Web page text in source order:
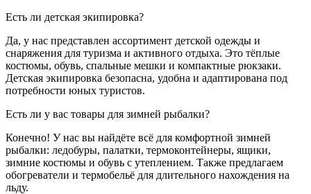
Есть ли детская экипировка?
Да, у нас представлен ассортимент детской одежды и
снаряжения для туризма и активного отдыха. Это тёплые
костюмы, обувь, спальные мешки и компактные рюкзаки.
Детская экипировка безопасна, удобна и адаптирована под
потребности юных туристов.
Есть ли у вас товары для зимней рыбалки?
Конечно! У нас вы найдёте всё для комфортной зимней
рыбалки: ледобуры, палатки, термоконтейнеры, ящики,
зимние костюмы и обувь с утеплением. Также предлагаем
обогреватели и термобельё для длительного нахождения на
льду.